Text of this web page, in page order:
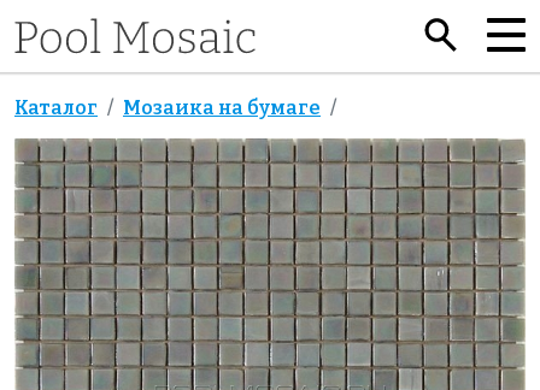
Каталог Мозаика на бумаге